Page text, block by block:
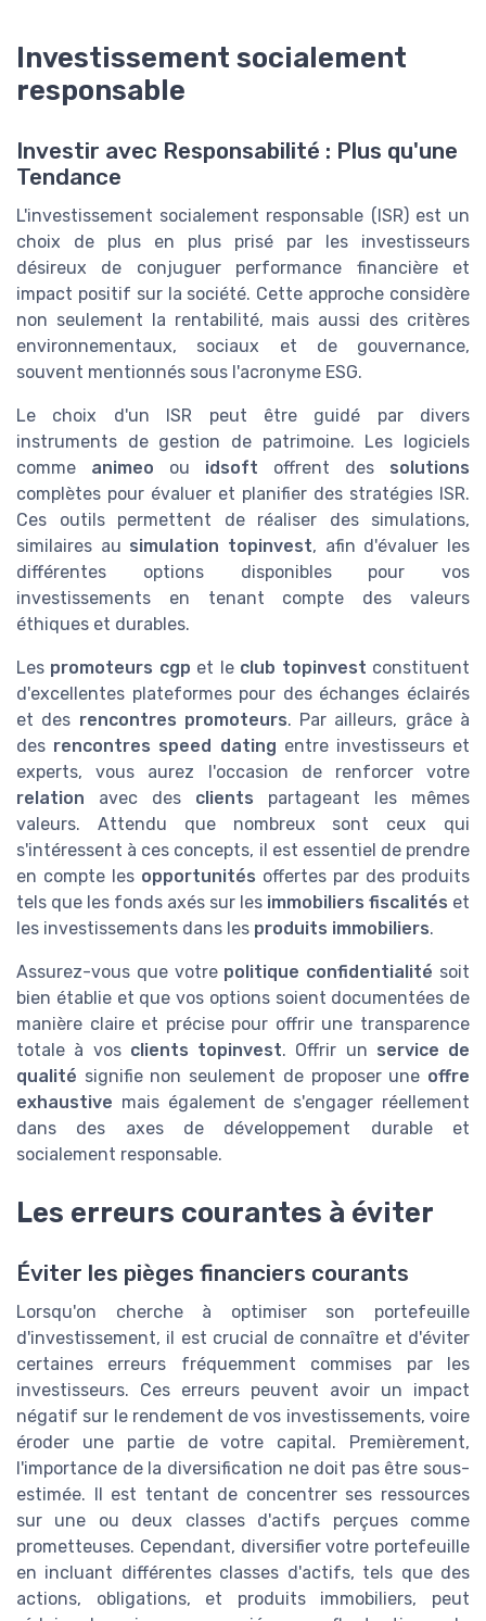
Investissement socialement
responsable
Investir avec Responsabilité : Plus qu'une
Tendance
L'investissement socialement responsable (ISR) est un
choix de plus en plus prisé par les investisseurs
désireux de conjuguer performance financière et
impact positif sur la société. Cette approche considère
non seulement la rentabilité, mais aussi des critères
environnementaux, sociaux et de gouvernance,
souvent mentionnés sous l'acronyme ESG.
Le choix d'un ISR peut être guidé par divers
instruments de gestion de patrimoine. Les logiciels
comme animeo ou idsoft offrent des solutions
complètes pour évaluer et planifier des stratégies ISR.
Ces outils permettent de réaliser des simulations,
similaires au simulation topinvest, afin d'évaluer les
différentes options disponibles pour vos
investissements en tenant compte des valeurs
éthiques et durables.
Les promoteurs cgp et le club topinvest constituent
d'excellentes plateformes pour des échanges éclairés
et des rencontres promoteurs. Par ailleurs, grâce à
des rencontres speed dating entre investisseurs et
experts, vous aurez l'occasion de renforcer votre
relation avec des clients partageant les mêmes
valeurs. Attendu que nombreux sont ceux qui
s'intéressent à ces concepts, il est essentiel de prendre
en compte les opportunités offertes par des produits
tels que les fonds axés sur les immobiliers fiscalités et
les investissements dans les produits immobiliers.
Assurez-vous que votre politique confidentialité soit
bien établie et que vos options soient documentées de
manière claire et précise pour offrir une transparence
totale à vos clients topinvest. Offrir un service de
qualité signifie non seulement de proposer une offre
exhaustive mais également de s'engager réellement
dans des axes de développement durable et
socialement responsable.
Les erreurs courantes à éviter
Éviter les pièges financiers courants
Lorsqu'on cherche à optimiser son portefeuille
d'investissement, il est crucial de connaître et d'éviter
certaines erreurs fréquemment commises par les
investisseurs. Ces erreurs peuvent avoir un impact
négatif sur le rendement de vos investissements, voire
éroder une partie de votre capital. Premièrement,
l'importance de la diversification ne doit pas être sous-
estimée. Il est tentant de concentrer ses ressources
sur une ou deux classes d'actifs perçues comme
prometteuses. Cependant, diversifier votre portefeuille
en incluant différentes classes d'actifs, tels que des
actions, obligations, et produits immobiliers, peut